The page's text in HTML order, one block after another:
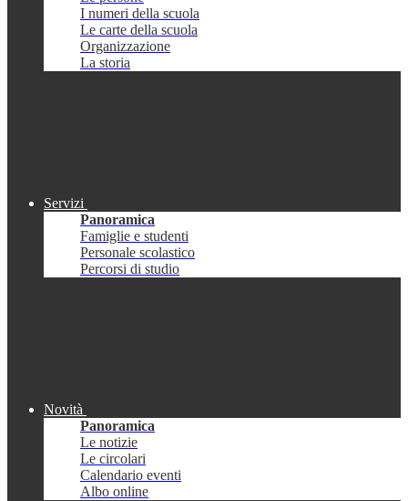
I numeri della scuola
Le carte della scuola
Organizzazione
La storia
Servizi
Panoramica
Famiglie e studenti
Personale scolastico
Percorsi di studio
Novità
Panoramica
Le notizie
Le circolari
Calendario eventi
Albo online